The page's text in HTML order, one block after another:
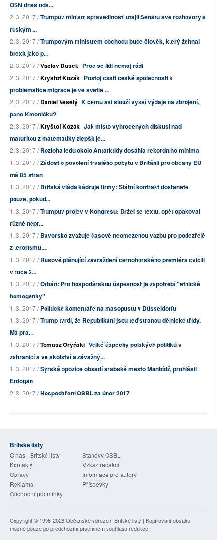
OSN dnes ods...
2. 3. 2017 /Trumpův ministr spravedlnosti utajil Senátu své rozhovory s
ruským ...
2. 3. 2017 /Trumpovým ministrem obchodu bude člověk, který žehnal
brexit jako p...
2. 3. 2017 /Václav Dušek Proč se lidi nemaj rádi
2. 3. 2017 /Kryštof Kozák Postoj části české společnosti k
problematice migrace je ve světle ...
2. 3. 2017 /Daniel Veselý K čemu asi slouží vyšší výdaje na zbrojení,
pane Kmoníčku?
2. 3. 2017 /Kryštof Kozák Jak místo vyhrocených diskusí nad
maturitou z matematiky zlepšit je...
2. 3. 2017 /Rozloha ledu okolo Antarktidy dosáhla rekordního minima
1. 3. 2017 /Žádost o povolení trvalého pobytu v Británii pro občany EU
má 85 stran
1. 3. 2017 /Britská vláda kádruje firmy: Státní kontrakt dostanete
pouze, pokud...
1. 3. 2017 /Trumpův projev v Kongresu: Držel se textu, opět opakoval
různé nepr...
1. 3. 2017 /Bavorsko zvažuje časově neomezenou vazbu pro podezřelé
z terorismu....
1. 3. 2017 /Rusové plánující zavraždění černohorského premiéra cvičili
v roce 2...
1. 3. 2017 /Orbán: Pro hospodářskou úspěšnost je zapotřebí "etnické
homogenity"
1. 3. 2017 /Politické komentáře na masopustu v Düsseldorfu
1. 3. 2017 /Trump tvrdí, že Republikáni jsou teď stranou dělnické třídy.
Má pra...
1. 3. 2017 /Tomasz Oryński Velké úspěchy polských politiků v
zahraničí a ve školství a závažný...
1. 3. 2017 /Syrská opozice obsadí arabské město Manbídž, prohlásil
Erdogan
2. 3. 2017 /Hospodaření OSBL za únor 2017
Britské listy
O nás - Britské listy
Stanovy OSBL
Kontakty
Vzkaz redakci
Opravy
Informace pro autory
Reklama
Příspěvky
Obchodní podmínky
Copyright © 1996-2026Občanské sdružení Britské listy | Kopírování obsahu
možné pouze po předchozím písemném souhlasu redakce.